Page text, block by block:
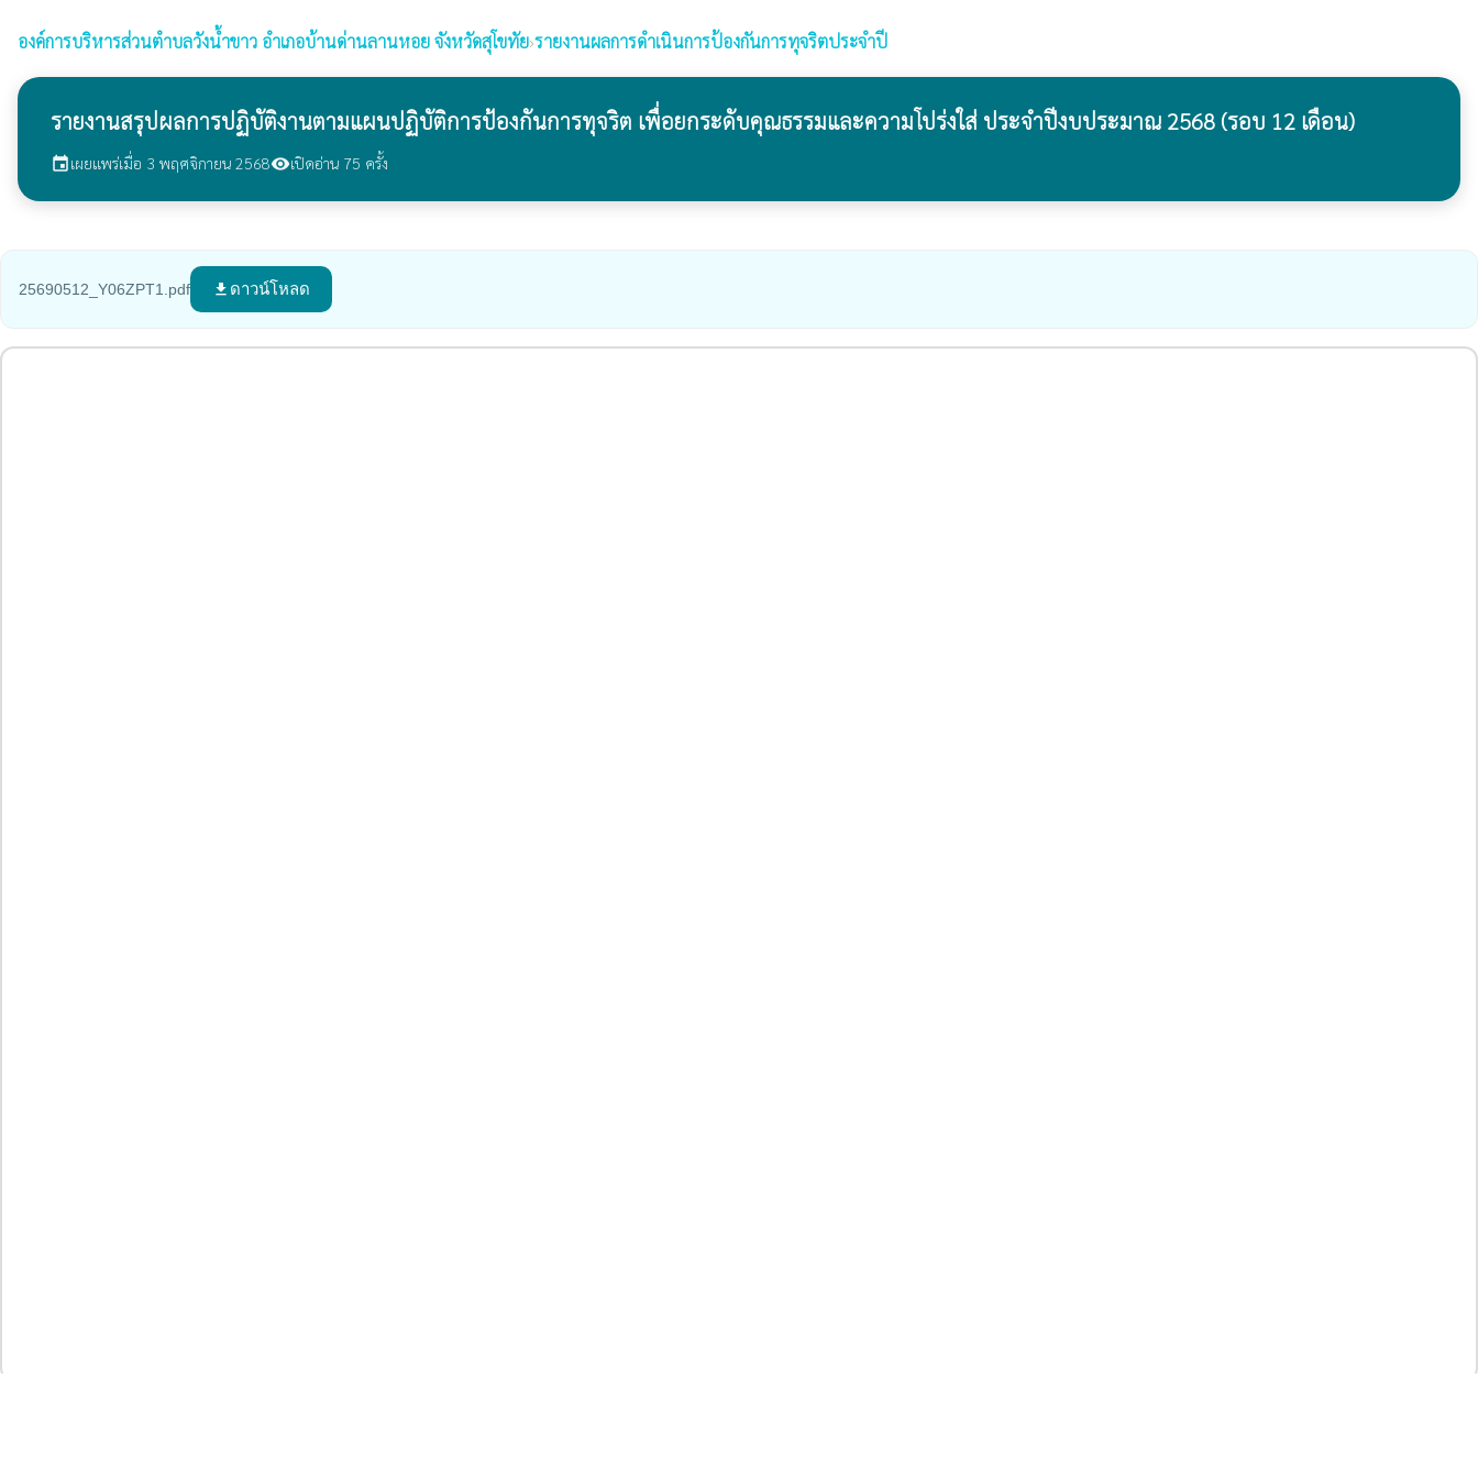
องค์การบริหารส่วนตำบลวังน้ำขาว อำเภอบ้านด่านลานหอย จังหวัดสุโขทัย›รายงานผลการดำเนินการป้องกันการทุจริตประจำปี
รายงานสรุปผลการปฏิบัติงานตามแผนปฏิบัติการป้องกันการทุจริต เพื่อยกระดับคุณธรรมและความโปร่งใส่ ประจำปีงบประมาณ 2568 (รอบ 12 เดือน)
eventเผยแพร่เมื่อ 3 พฤศจิกายน 2568visibilityเปิดอ่าน 75 ครั้ง
25690512_Y06ZPT1.pdf file_download ดาวน์โหลด